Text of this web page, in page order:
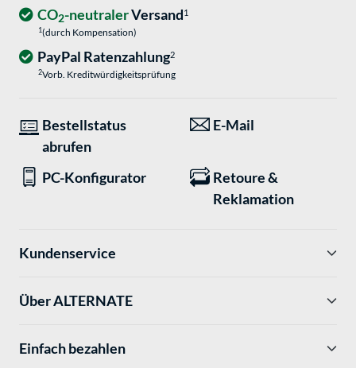
CO2-neutralerVersand1
1(durch Kompensation)
PayPal Ratenzahlung2
2Vorb. Kreditwürdigkeitsprüfung
Bestellstatus
abrufen
E-Mail
PC-Konfigurator
Retoure &
Reklamation
Kundenservice
Über ALTERNATE
Einfach bezahlen